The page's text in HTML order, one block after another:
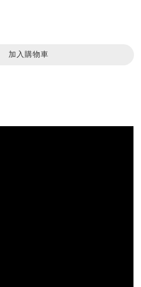
加入購物車